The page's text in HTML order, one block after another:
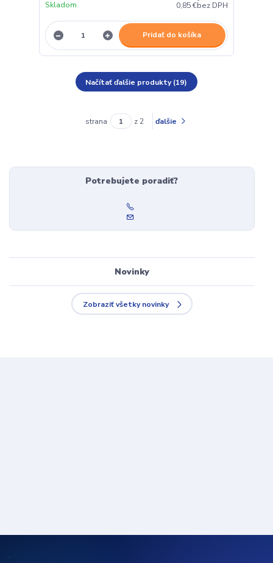
0,85 €bez DPH
Skladom
Pridať do košíka
Načítať ďalšie produkty (19)
strana z 2 ďalšie
Potrebujete poradiť?
Novinky
Zobraziť všetky novinky